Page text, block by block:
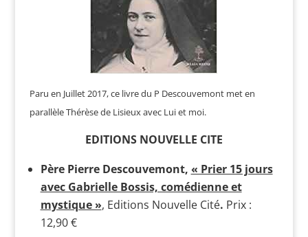
Paru en Juillet 2017, ce livre du P Descouvemont met en
parallèle Thérèse de Lisieux avec Lui et moi.
EDITIONS NOUVELLE CITE
Père Pierre Descouvemont, « Prier 15 jours
avec Gabrielle Bossis, comédienne et
mystique », Editions Nouvelle Cité. Prix :
12,90 €